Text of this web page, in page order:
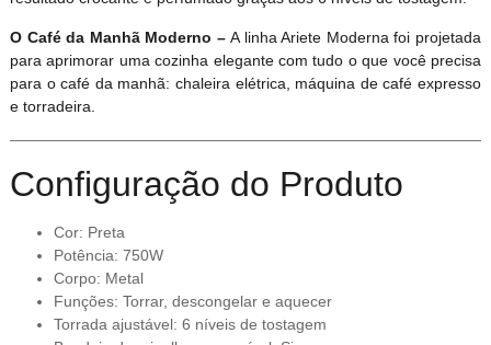
O Café da Manhã Moderno –A linha Ariete Moderna foi projetada
para aprimorar uma cozinha elegante com tudo o que você precisa
para o café da manhã: chaleira elétrica, máquina de café expresso
e torradeira.
Configuração do Produto
Cor: Preta
Potência: 750W
Corpo: Metal
Funções: Torrar, descongelar e aquecer
Torrada ajustável: 6 níveis de tostagem